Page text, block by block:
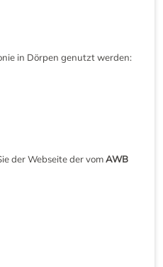
in Dörpen genutzt werden:
der Webseite der vomAWB